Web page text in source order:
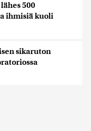
500
ihmisiä kuoli
sikaruton